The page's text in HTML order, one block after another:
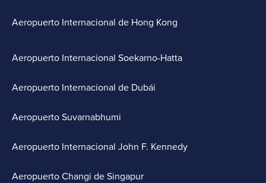
Aeropuerto Internacional de Hong Kong
Aeropuerto Internacional Soekarno-Hatta
Aeropuerto Internacional de Dubái
Aeropuerto Suvarnabhumi
Aeropuerto Internacional John F. Kennedy
Aeropuerto Changi de Singapur